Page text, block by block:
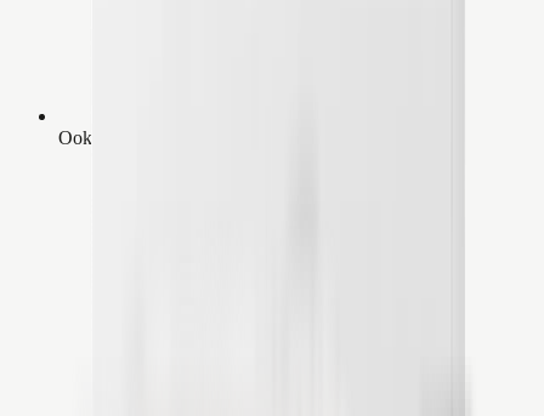
Ook geschikt voor middel grote ruimtes